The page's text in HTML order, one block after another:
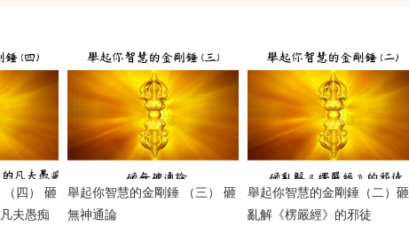
（四） 砸
夫愚痴
舉起你智慧的金剛錘 （三） 砸
無神通論
舉起你智慧的金剛錘（二）砸
亂解《楞嚴經》的邪徒